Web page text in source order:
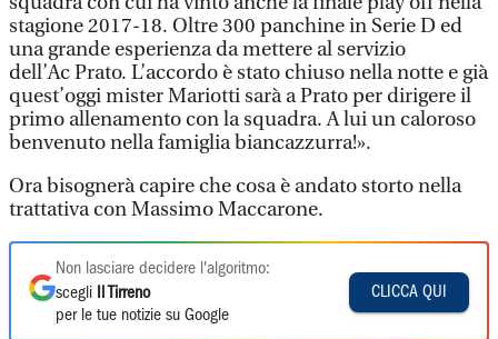
stagione 2017-18. Oltre 300 panchine in Serie D ed
una grande esperienza da mettere al servizio
dell’Ac Prato. L’accordo è stato chiuso nella notte e già
quest’oggi mister Mariotti sarà a Prato per dirigere il
primo allenamento con la squadra. A lui un caloroso
benvenuto nella famiglia biancazzurra!».
Ora bisognerà capire che cosa è andato storto nella
trattativa con Massimo Maccarone.
Non lasciare decidere l'algoritmo:
scegli
Il Tirreno
per le tue notizie su Google
CLICCA QUI